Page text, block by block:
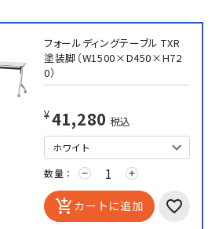
フォールディングテーブル TXR
塗装脚（W1500×D450×H72
0）
¥41,280 税込
数量： remove add
add_shopping_cart カートに追加